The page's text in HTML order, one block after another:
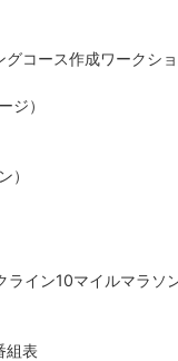
グコース作成ワークシ
ジ）
）
ライン10マイルマラソ
組表